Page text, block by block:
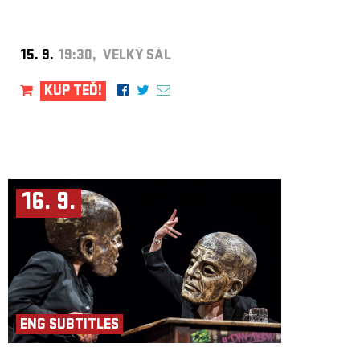
15. 9. 19:30, VELKÝ SÁL
KUP TEĎ!
16. 9.
ENG SUBTITLES